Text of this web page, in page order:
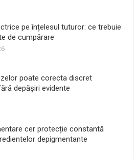
pe înțelesul tuturor: ce trebuie
de cumpărare
poate corecta discret
depășiri evidente
cer protecție constantă
depigmentante